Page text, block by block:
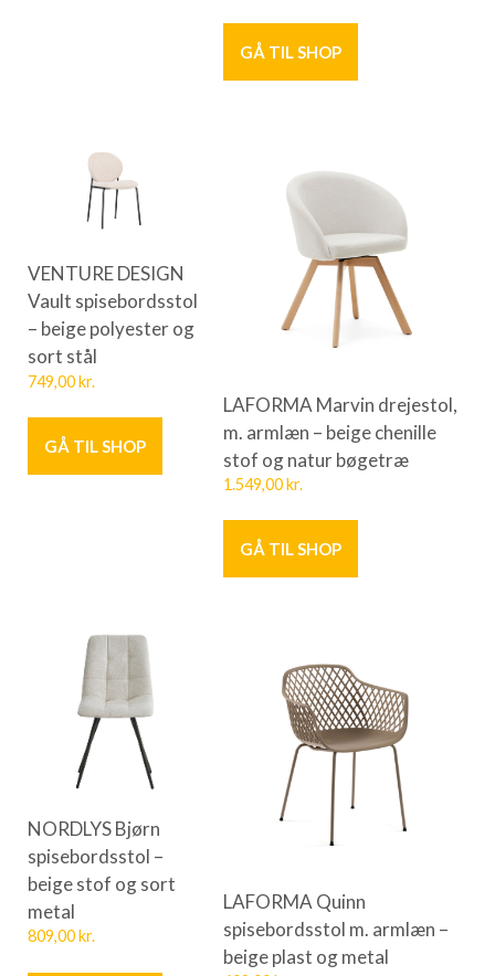
GÅ TIL SHOP
VENTURE DESIGN
Vault spisebordsstol
– beige polyester og
sort stål
749,00kr.
GÅ TIL SHOP
LAFORMA Marvin drejestol,
m. armlæn – beige chenille
stof og natur bøgetræ
1.549,00kr.
GÅ TIL SHOP
NORDLYS Bjørn
spisebordsstol –
beige stof og sort
metal
809,00kr.
LAFORMA Quinn
spisebordsstol m. armlæn –
beige plast og metal